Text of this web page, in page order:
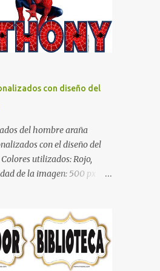
debemos tratar de que éste
agradable y cómodo y
vista. Te mostramos
que pueden brindar la
naranja es una buena
esa luz y felicidad que
necesita. El color blanco es
el relax total, es un color
además es color bastante
esa sensación de calidez.
son excelentes para usar en
y por lo tanto entra en
con diseño del
del hombre araña
con el diseño del
utilizados: Rojo,
de la imagen: 500 px Si
gusto lo diseñamos.
Spiderman Sonic bella
de héroes en
decorar el dormitorio